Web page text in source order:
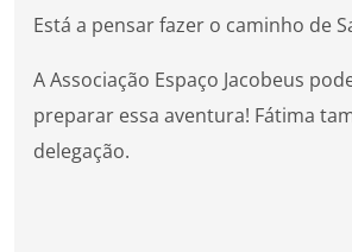
Está a pensar fazer o caminho de
A Associação Espaço Jacobeus
preparar essa aventura! Fátima
delegação.